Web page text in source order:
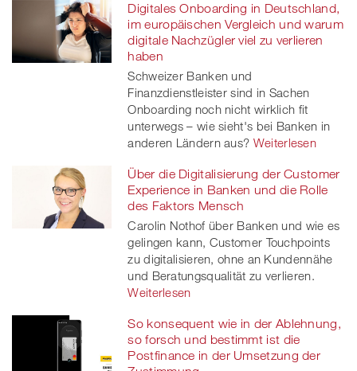
Digitales Onboarding in Deutschland,
im europäischen Vergleich und warum
digitale Nachzügler viel zu verlieren
haben
Schweizer Banken und
Finanzdienstleister sind in Sachen
Onboarding noch nicht wirklich fit
unterwegs – wie sieht's bei Banken in
anderen Ländern aus? Weiterlesen
Über die Digitalisierung der Customer
Experience in Banken und die Rolle
des Faktors Mensch
Carolin Nothof über Banken und wie es
gelingen kann, Customer Touchpoints
zu digitalisieren, ohne an Kundennähe
und Beratungsqualität zu verlieren.
Weiterlesen
So konsequent wie in der Ablehnung,
so forsch und bestimmt ist die
Postfinance in der Umsetzung der